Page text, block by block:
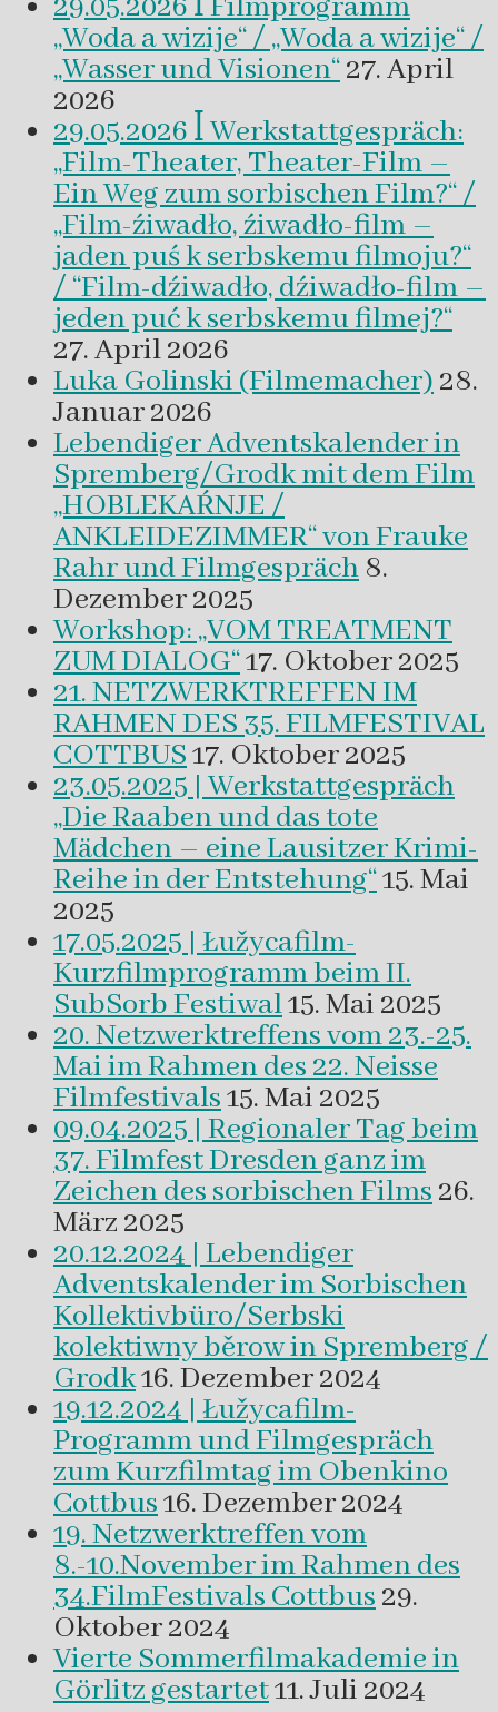
29.05.2026 ꟾ Filmprogramm
„Woda a wizije“ / „Woda a wizije“ /
„Wasser und Visionen“27. April
2026
29.05.2026 ꟾ Werkstattgespräch:
„Film-Theater, Theater-Film –
Ein Weg zum sorbischen Film?“ /
„Film-źiwadło, źiwadło-film –
jaden puś k serbskemu filmoju?“
/ “Film-dźiwadło, dźiwadło-film –
jeden puć k serbskemu filmej?“
27. April 2026
Luka Golinski (Filmemacher)28.
Januar 2026
Lebendiger Adventskalender in
Spremberg/Grodk mit dem Film
„HOBLEKAŔNJE /
ANKLEIDEZIMMER“ von Frauke
Rahr und Filmgespräch 8.
Dezember 2025
Workshop: „VOM TREATMENT
ZUM DIALOG“17. Oktober 2025
21. NETZWERKTREFFEN IM
RAHMEN DES 35. FILMFESTIVAL
COTTBUS17. Oktober 2025
23.05.2025 | Werkstattgespräch
„Die Raaben und das tote
Mädchen – eine Lausitzer Krimi-
Reihe in der Entstehung“15. Mai
2025
17.05.2025 | Łužycafilm-
Kurzfilmprogramm beim II.
SubSorb Festiwal15. Mai 2025
20. Netzwerktreffens vom 23.-25.
Mai im Rahmen des 22. Neisse
Filmfestivals15. Mai 2025
09.04.2025 | Regionaler Tag beim
37. Filmfest Dresden ganz im
Zeichen des sorbischen Films26.
März 2025
20.12.2024 | Lebendiger
Adventskalender im Sorbischen
Kollektivbüro/Serbski
kolektiwny běrow in Spremberg /
Grodk16. Dezember 2024
19.12.2024 | Łužycafilm-
Programm und Filmgespräch
zum Kurzfilmtag im Obenkino
Cottbus16. Dezember 2024
19. Netzwerktreffen vom
8.-10.November im Rahmen des
34.FilmFestivals Cottbus29.
Oktober 2024
Vierte Sommerfilmakademie in
Görlitz gestartet11. Juli 2024